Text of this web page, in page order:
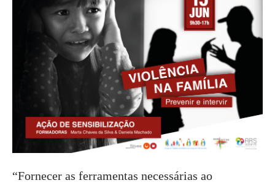
“Fornecer as ferramentas necessárias ao